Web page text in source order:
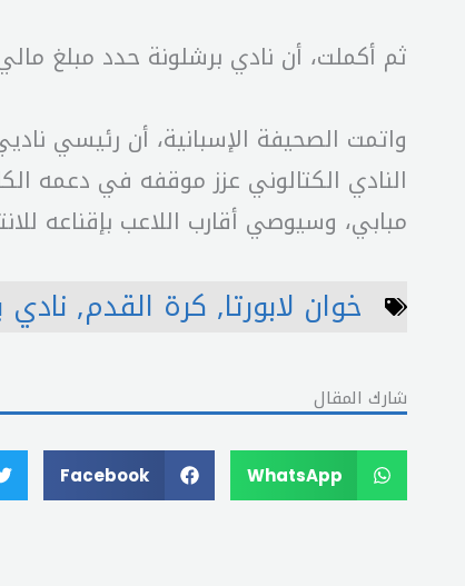
ثم أكملت، أن نادي برشلونة حدد مبلغ
واتمت الصحيفة الإسبانية، أن رئيسي
النادي الكتالوني عزز موقفه في دعمه
مبابي، وسيوصي أقارب اللاعب بإقناعه
خوان لابورتا, كرة القدم, نادي
شارك المقال
WhatsApp
Facebook